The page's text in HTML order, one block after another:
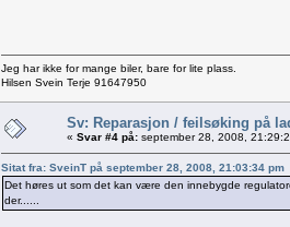
Jeg har ikke for mange biler, bare for lite plass.
Hilsen Svein Terje 91647950
Sv: Reparasjon / feilsøking på
« Svar #4 på: september 28, 2008,
Sitat fra: SveinT på september 28, 2008, 21:03:34 pm
Det høres ut som det kan være den innebygde
der......